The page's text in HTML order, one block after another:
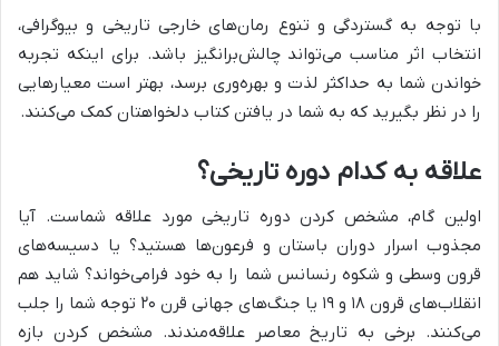
با توجه به گستردگی و تنوع رمان‌های خارجی تاریخی و بیوگرافی،
انتخاب اثر مناسب می‌تواند چالش‌برانگیز باشد. برای اینکه تجربه
خواندن شما به حداکثر لذت و بهره‌وری برسد، بهتر است معیارهایی
را در نظر بگیرید که به شما در یافتن کتاب دلخواهتان کمک می‌کنند.
علاقه به کدام دوره تاریخی؟
اولین گام، مشخص کردن دوره تاریخی مورد علاقه شماست. آیا
مجذوب اسرار دوران باستان و فرعون‌ها هستید؟ یا دسیسه‌های
قرون وسطی و شکوه رنسانس شما را به خود فرامی‌خواند؟ شاید هم
انقلاب‌های قرون ۱۸ و ۱۹ یا جنگ‌های جهانی قرن ۲۰ توجه شما را جلب
می‌کنند. برخی به تاریخ معاصر علاقه‌مندند. مشخص کردن بازه